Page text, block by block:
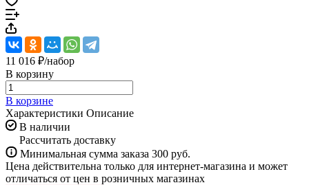
11 016 ₽/набор
В корзину
В корзине
Характеристики Описание
В наличии
Рассчитать доставку
Минимальная сумма заказа 300 руб.
Цена действительна только для интернет-магазина и может
отличаться от цен в розничных магазинах